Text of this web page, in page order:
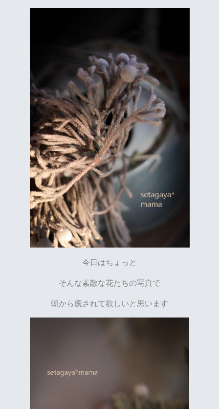
今日はちょっと
そんな素敵な花たちの写真で
朝から癒されて欲しいと思います